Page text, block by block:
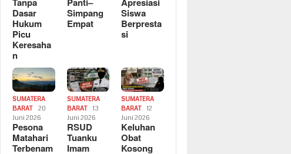
Tanpa
Dasar
Hukum
Picu
Keresaha
n
Panti–
Simpang
Empat
Apresiasi
Siswa
Berpresta
si
SUMATERA
BARAT
20
Juni 2026
Pesona
Matahari
Terbenam
SUMATERA
BARAT
13
Juni 2026
RSUD
Tuanku
Imam
SUMATERA
BARAT
12
Juni 2026
Keluhan
Obat
Kosong